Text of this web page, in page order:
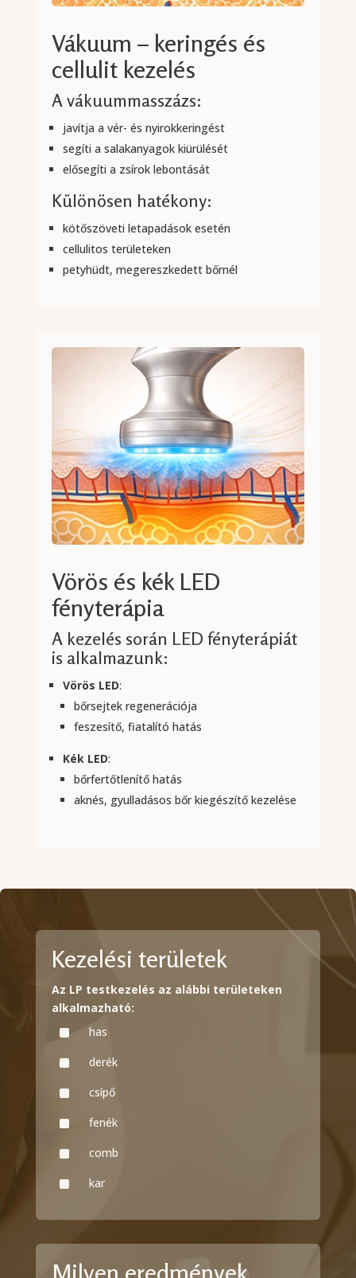
Vákuum – keringés és
cellulit kezelés
A vákuummasszázs:
javítja a vér- és nyirokkeringést
segíti a salakanyagok kiürülését
elősegíti a zsírok lebontását
Különösen hatékony:
kötőszöveti letapadások esetén
cellulitos területeken
petyhüdt, megereszkedett bőrnél
Vörös és kék LED
fényterápia
A kezelés során LED fényterápiát
is alkalmazunk:
Vörös LED:
bőrsejtek regenerációja
feszesítő, fiatalító hatás
Kék LED:
bőrfertőtlenítő hatás
aknés, gyulladásos bőr kiegészítő kezelése
Kezelési területek
Az LP testkezelés az alábbi területeken
alkalmazható:
^ has
^ derék
^ csípő
^ fenék
^ comb
^ kar